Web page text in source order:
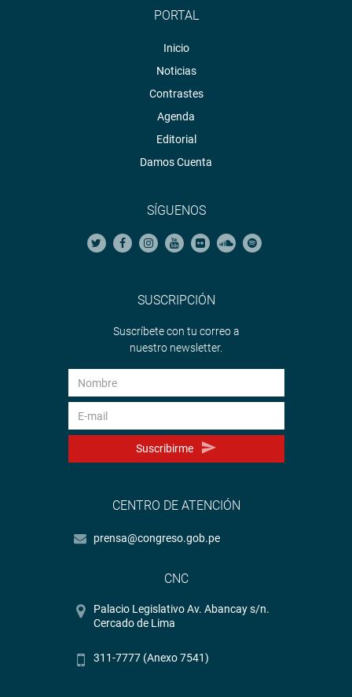
PORTAL
Inicio
Noticias
Contrastes
Agenda
Editorial
Damos Cuenta
SÍGUENOS
SUSCRIPCIÓN
Suscríbete con tu correo a
nuestro newsletter.
Suscribirme
CENTRO DE ATENCIÓN
prensa@congreso.gob.pe
CNC
Palacio Legislativo Av. Abancay s/n.
Cercado de Lima
311-7777 (Anexo 7541)